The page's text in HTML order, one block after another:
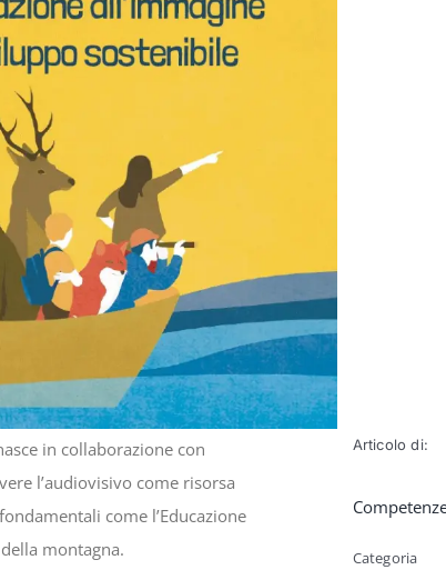
in collaborazione con
l’audiovisivo come risorsa
come l’Educazione
montagna.
Articolo di:
Categoria